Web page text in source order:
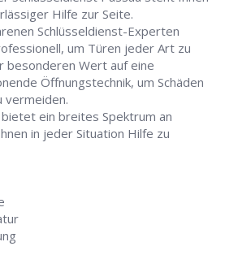
Hilfe zur Seite.
Schlüsseldienst-Experten
um Türen jeder Art zu
besonderen Wert auf eine
Öffnungstechnik, um Schäden
vermeiden.
ein breites Spektrum an
in jeder Situation Hilfe zu